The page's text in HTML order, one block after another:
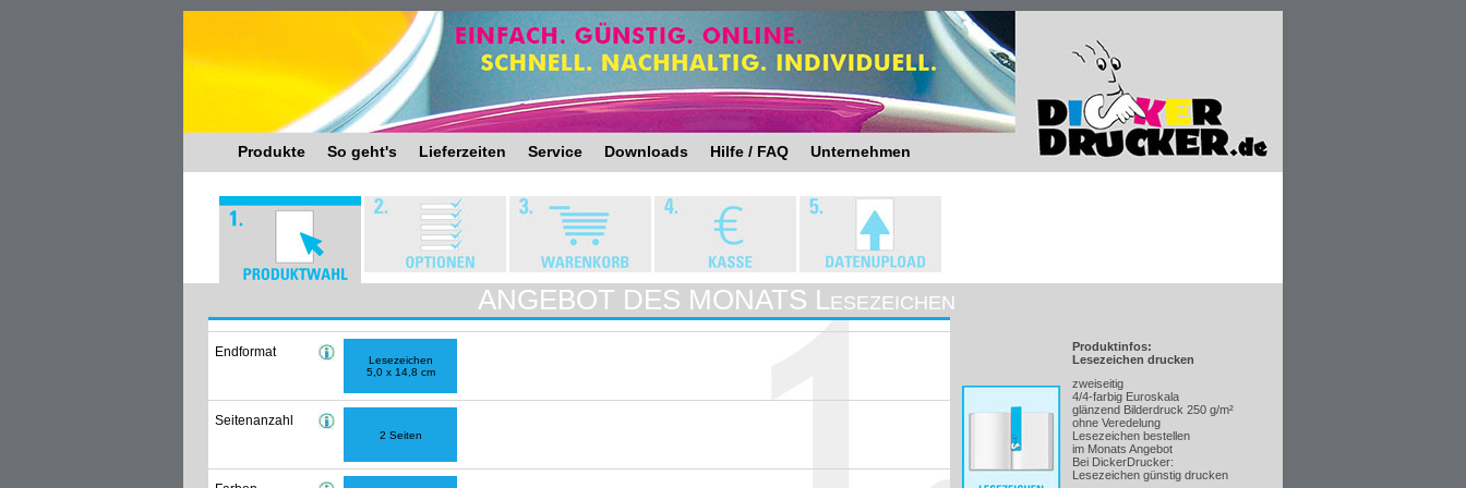
Produkte So geht's Lieferzeiten Service Downloads Hilfe / FAQ Unternehmen
ANGEBOT DES MONATS Lesezeichen
Endformat
Lesezeichen
5,0 x 14,8 cm
Seitenanzahl
2 Seiten
Produktinfos:
Lesezeichen drucken
zweiseitig
4/4-farbig Euroskala
glänzend Bilderdruck 250 g/m²
ohne Veredelung
Lesezeichen bestellen
im Monats Angebot
Bei DickerDrucker:
Lesezeichen günstig drucken